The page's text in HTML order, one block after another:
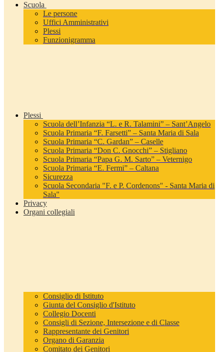
Scuola
Le persone
Uffici Amministrativi
Plessi
Funzionigramma
Plessi
Scuola dell’Infanzia “L. e R. Talamini” – Sant’Angelo
Scuola Primaria “F. Farsetti” – Santa Maria di Sala
Scuola Primaria “C. Gardan” – Caselle
Scuola Primaria “Don C. Gnocchi” – Stigliano
Scuola Primaria “Papa G. M. Sarto” – Veternigo
Scuola Primaria “E. Fermi” – Caltana
Sicurezza
Scuola Secondaria "F. e P. Cordenons" - Santa Maria di
Sala"
Privacy
Organi collegiali
Consiglio di Istituto
Giunta del Consiglio d'Istituto
Collegio Docenti
Consigli di Sezione, Intersezione e di Classe
Rappresentante dei Genitori
Organo di Garanzia
Comitato dei Genitori